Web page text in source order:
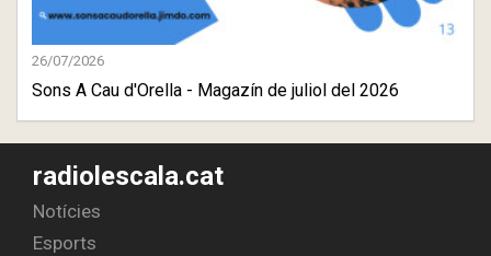
26/07/2026
Sons A Cau d'Orella - Magazín de juliol del 2026
radiolescala.cat
Notícies
Esports